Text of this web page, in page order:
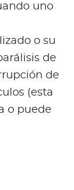
uno
o su
de
de
(esta
o puede